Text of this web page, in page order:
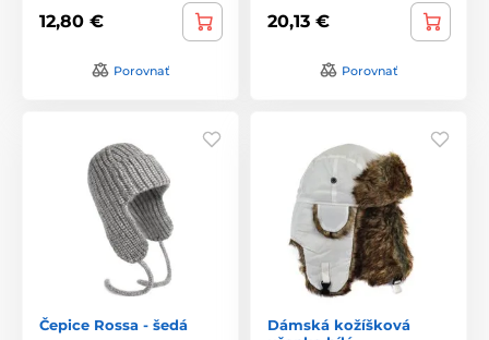
12,80 €
Porovnať
20,13 €
Porovnať
Čepice Rossa - šedá
Dámská kožíšková